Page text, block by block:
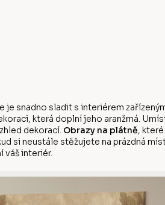
snadno sladit s interiérem
která doplní jeho aranžmá.
dekorací. Obrazy na plátně,
si neustále stěžujete na prázdná
váš interiér.